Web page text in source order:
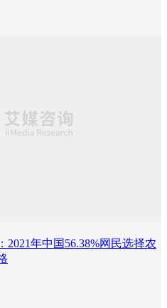
年中国56.38%网民选择农